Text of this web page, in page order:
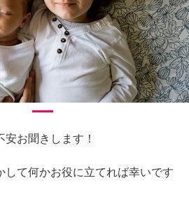
お聞きします！
て何かお役に立てれば幸いです